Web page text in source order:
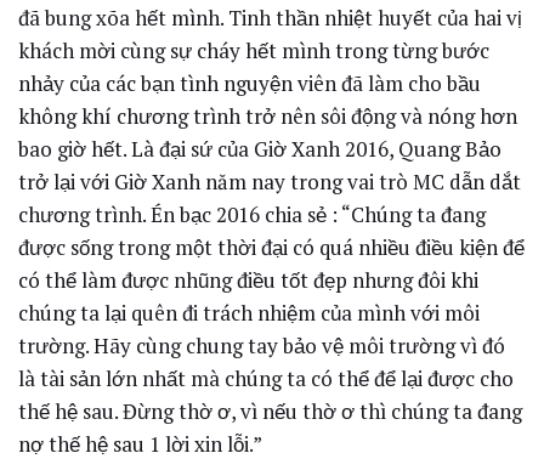
đã bung xõa hết mình. Tinh thần nhiệt huyết của hai vị
khách mời cùng sự cháy hết mình trong từng bước
nhảy của các bạn tình nguyện viên đã làm cho bầu
không khí chương trình trở nên sôi động và nóng hơn
bao giờ hết. Là đại sứ của Giờ Xanh 2016, Quang Bảo
trở lại với Giờ Xanh năm nay trong vai trò MC dẫn dắt
chương trình. Én bạc 2016 chia sẻ : “Chúng ta đang
được sống trong một thời đại có quá nhiều điều kiện để
có thể làm được nhũng điều tốt đẹp nhưng đôi khi
chúng ta lại quên đi trách nhiệm của mình với môi
trường. Hãy cùng chung tay bảo vệ môi trường vì đó
là tài sản lớn nhất mà chúng ta có thể để lại được cho
thế hệ sau. Đừng thờ ơ, vì nếu thờ ơ thì chúng ta đang
nợ thế hệ sau 1 lời xin lỗi.”